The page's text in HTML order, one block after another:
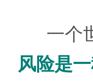
一个世
风险是